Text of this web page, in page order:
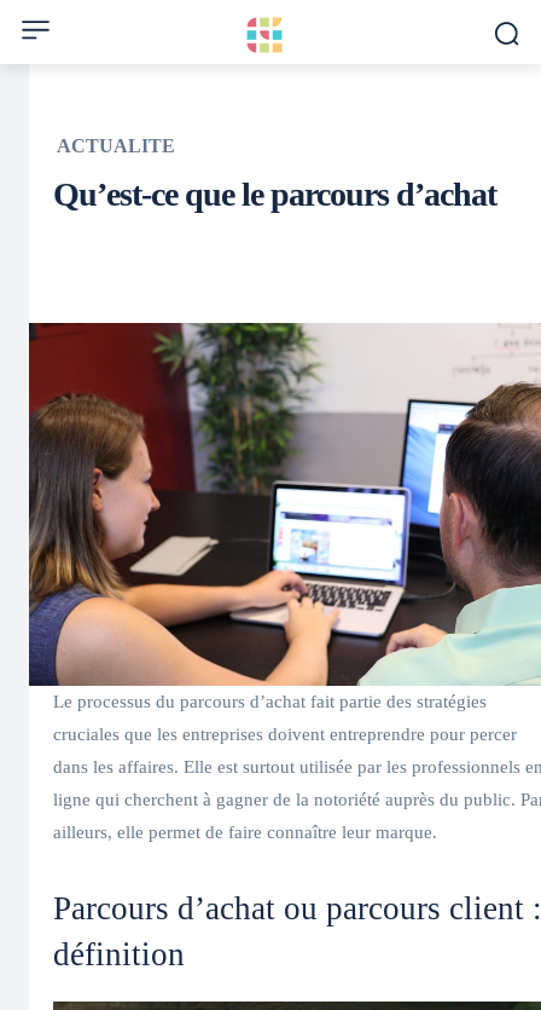
ACTUALITE
Qu’est-ce que le parcours d’achat
Le processus du parcours d’achat fait partie des stratégies
cruciales que les entreprises doivent entreprendre pour percer
dans les affaires. Elle est surtout utilisée par les professionnels
ligne qui cherchent à gagner de la notoriété auprès du public.
ailleurs, elle permet de faire connaître leur marque.
Parcours d’achat ou parcours client :
définition